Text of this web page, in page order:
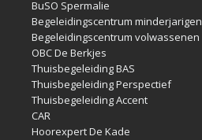
BuSO Spermalie
Begeleidingscentrum minderjarigen
Begeleidingscentrum volwassenen
OBC De Berkjes
Thuisbegeleiding BAS
Thuisbegeleiding Perspectief
Thuisbegeleiding Accent
CAR
Hoorexpert De Kade